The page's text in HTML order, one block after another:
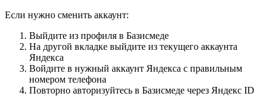
Если нужно сменить аккаунт:
Выйдите из профиля в Базисмеде
На другой вкладке выйдите из текущего аккаунта
Яндекса
Войдите в нужный аккаунт Яндекса с правильным
номером телефона
Повторно авторизуйтесь в Базисмеде через Яндекс ID